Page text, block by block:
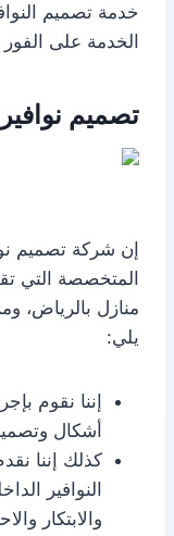
خدمة تصميم
الخدمة على
تصميم
إن شركة تصميم
المتخصصة التي
منازل بالرياض،
يلي:
إننا نقوم
أشكال
كذلك إننا
النوافير
والابتكار